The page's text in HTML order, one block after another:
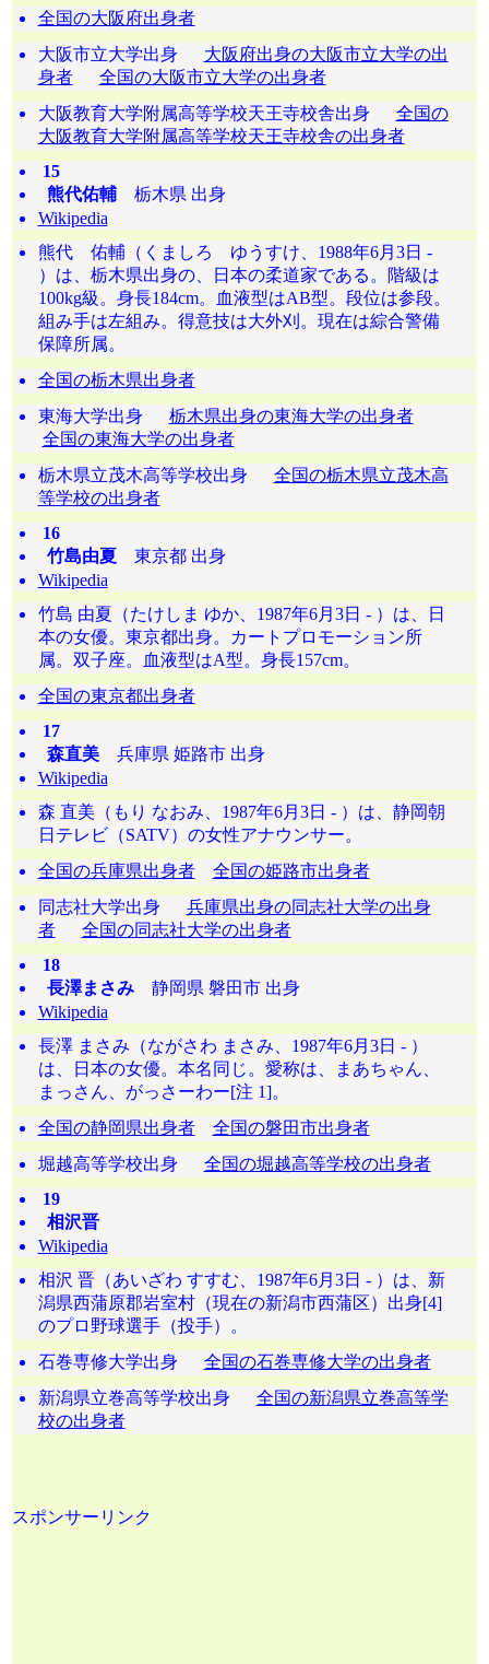
全国の大阪府出身者
大阪市立大学出身 大阪府出身の大阪市立大学の出
身者
全国の大阪市立大学の出身者
大阪教育大学附属高等学校天王寺校舎出身 全国の
大阪教育大学附属高等学校天王寺校舎の出身者
15
熊代佑輔栃木県 出身
Wikipedia
熊代 佑輔（くましろ ゆうすけ、1988年6月3日 -
）は、栃木県出身の、日本の柔道家である。階級は
100kg級。身長184cm。血液型はAB型。段位は参段。
組み手は左組み。得意技は大外刈。現在は綜合警備
保障所属。
全国の栃木県出身者
東海大学出身 栃木県出身の東海大学の出身者
全国の東海大学の出身者
栃木県立茂木高等学校出身 全国の栃木県立茂木高
等学校の出身者
16
竹島由夏東京都 出身
Wikipedia
竹島 由夏（たけしま ゆか、1987年6月3日 - ）は、日
本の女優。東京都出身。カートプロモーション所
属。双子座。血液型はA型。身長157cm。
全国の東京都出身者
17
森直美兵庫県 姫路市 出身
Wikipedia
森 直美（もり なおみ、1987年6月3日 - ）は、静岡朝
日テレビ（SATV）の女性アナウンサー。
全国の兵庫県出身者
全国の姫路市出身者
同志社大学出身 兵庫県出身の同志社大学の出身
者
全国の同志社大学の出身者
18
長澤まさみ静岡県 磐田市 出身
Wikipedia
長澤 まさみ（ながさわ まさみ、1987年6月3日 - ）
は、日本の女優。本名同じ。愛称は、まあちゃん、
まっさん、がっさーわー[注 1]。
全国の静岡県出身者
全国の磐田市出身者
堀越高等学校出身 全国の堀越高等学校の出身者
19
相沢晋
Wikipedia
相沢 晋（あいざわ すすむ、1987年6月3日 - ）は、新
潟県西蒲原郡岩室村（現在の新潟市西蒲区）出身[4]
のプロ野球選手（投手）。
石巻専修大学出身 全国の石巻専修大学の出身者
新潟県立巻高等学校出身 全国の新潟県立巻高等学
校の出身者
スポンサーリンク